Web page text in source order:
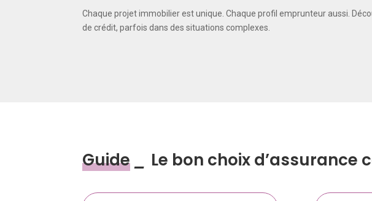
Chaque projet immobilier est unique. Chaque profil emprunteur aussi.
de crédit, parfois dans des situations complexes.
Guide Le bon choix